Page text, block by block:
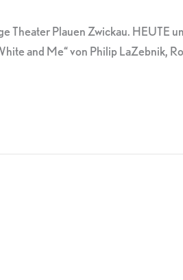
Theater Plauen Zwickau. HEUTE
and Me“ von Philip LaZebnik,